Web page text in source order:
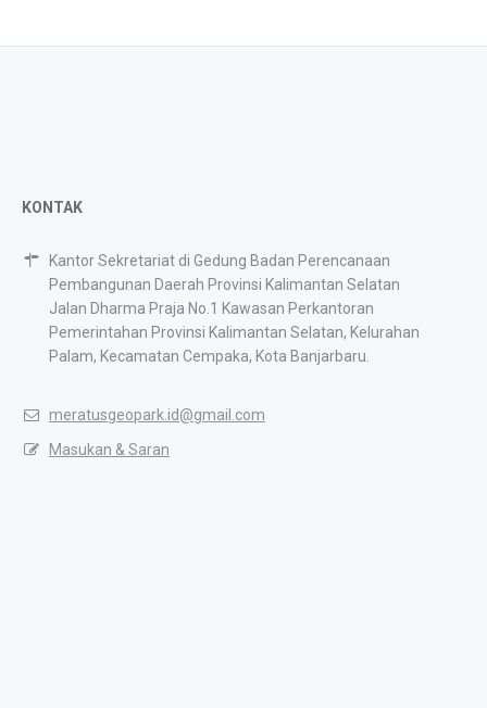
KONTAK
Kantor Sekretariat di Gedung Badan Perencanaan
Pembangunan Daerah Provinsi Kalimantan Selatan
Jalan Dharma Praja No.1 Kawasan Perkantoran
Pemerintahan Provinsi Kalimantan Selatan, Kelurahan
Palam, Kecamatan Cempaka, Kota Banjarbaru.
meratusgeopark.id@gmail.com
Masukan & Saran